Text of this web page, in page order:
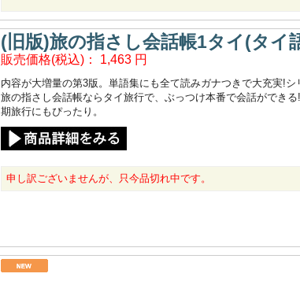
(旧版)旅の指さし会話帳1タイ(タイ
販売価格(税込)： 1,463 円
内容が大増量の第3版。単語集にも全て読みガナつきで大充実!
旅の指さし会話帳ならタイ旅行で、ぶっつけ本番で会話ができ
期旅行にもぴったり。
申し訳ございませんが、只今品切れ中です。